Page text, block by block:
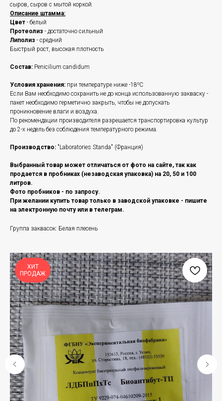
сыров, сыров с мытой коркой.
Описание штамма:
Цвет - белый
Протеолиз - достаточно сильный
Липолиз - средний
Быстрый рост, высокая плотность
Состав: Penicilium candidum
Условия хранения: при температуре ниже -18⁰C
Если Вам необходимо сохранить не до конца использованную закваску -
пакет необходимо герметично закрыть, чтобы не допускать
проникновение влаги и воздуха.
По рекомендации производителя разрешается транспортировка культур
до 2-х недель без соблюдения температурного режима.
Производство: "Laboratories Standa" (Франция)
Выбранный товар может отличаться от фото на сайте, так как
продается в пробниках (незаводская упаковка) на 20, 50 и 100
литров.
Фото пробников - по запросу.
При желании купить товар только в заводской упаковке - пишите
на электронную почту или в телеграм.
Группа заквасок: Белая плесень
ХИТ
ПРОДАЖ